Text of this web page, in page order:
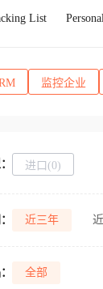
List
监控企业
进口(0)
近三年
全部